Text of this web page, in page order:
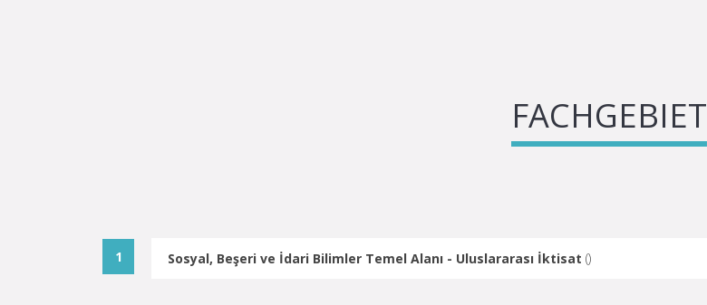
FACHGEBIET
Sosyal, Beşeri ve İdari Bilimler Temel Alanı - Uluslararası İktisat ()